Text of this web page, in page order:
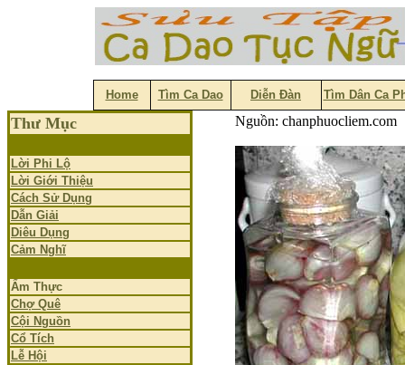
Home Tìm Ca Dao Diễn Đàn Tìm Dân Ca
Thư Mục
Lời Phi Lộ
Lời Giới Thiệu
Cách Sử Dụng
Dẫn Giải
Diêu Dụng
Cảm Nghĩ
Ẩm Thực
Chợ Quê
Cội Nguồn
Cổ Tích
Lễ Hội
Nguồn: chanphuocliem.com